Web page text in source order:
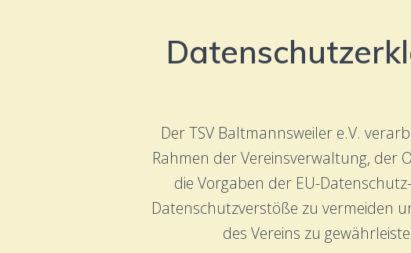
Der TSV Baltmannsweiler e.V.
Rahmen der Vereinsverwaltung, der
die Vorgaben der EU-
Datenschutzverstöße zu vermeiden
des Vereins zu